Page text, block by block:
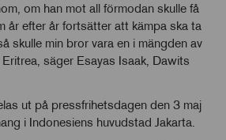
om han mot all förmodan skulle få
år efter år fortsätter att kämpa ska ta
skulle min bror vara en i mängden av
säger Esayas Isaak, Dawits
ut på pressfrihetsdagen den 3 maj
i Indonesiens huvudstad Jakarta.